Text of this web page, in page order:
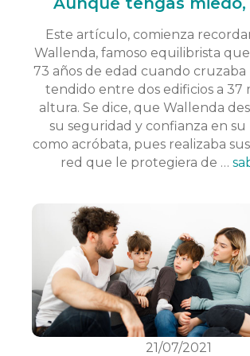
Este artículo, comienza
Wallenda, famoso equilibrista
73 años de edad cuando
tendido entre dos edificios a 37
altura. Se dice, que Wallenda
su seguridad y confianza en su
como acróbata, pues realizaba
red que le protegiera de …
21/07/2021